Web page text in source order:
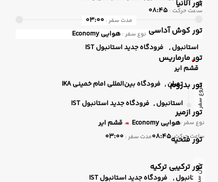
تور آلانیا
تور کوش آداسی
تور مارماریس
تور بدروم
تور ازمیر
تور فتحیه
تور ترکیبی ترکیه
ساعت حرکت : 08:45
مدت سفر : 03:00
نوع سفر : هوایی
استانبول , فرودگاه جدید استانبول IST
قشم ایر
شروع سفر تهران , فرودگاه بین‌المللی امام خمینی IKA
استانبول , فرودگاه جدید استانبول IST
نوع سفر :هوایی قشم ایر
ساعت حرکت :08:45مدت سفر : 03:00
پایان سفر
استانبول , فرودگاه جدید استانبول IST